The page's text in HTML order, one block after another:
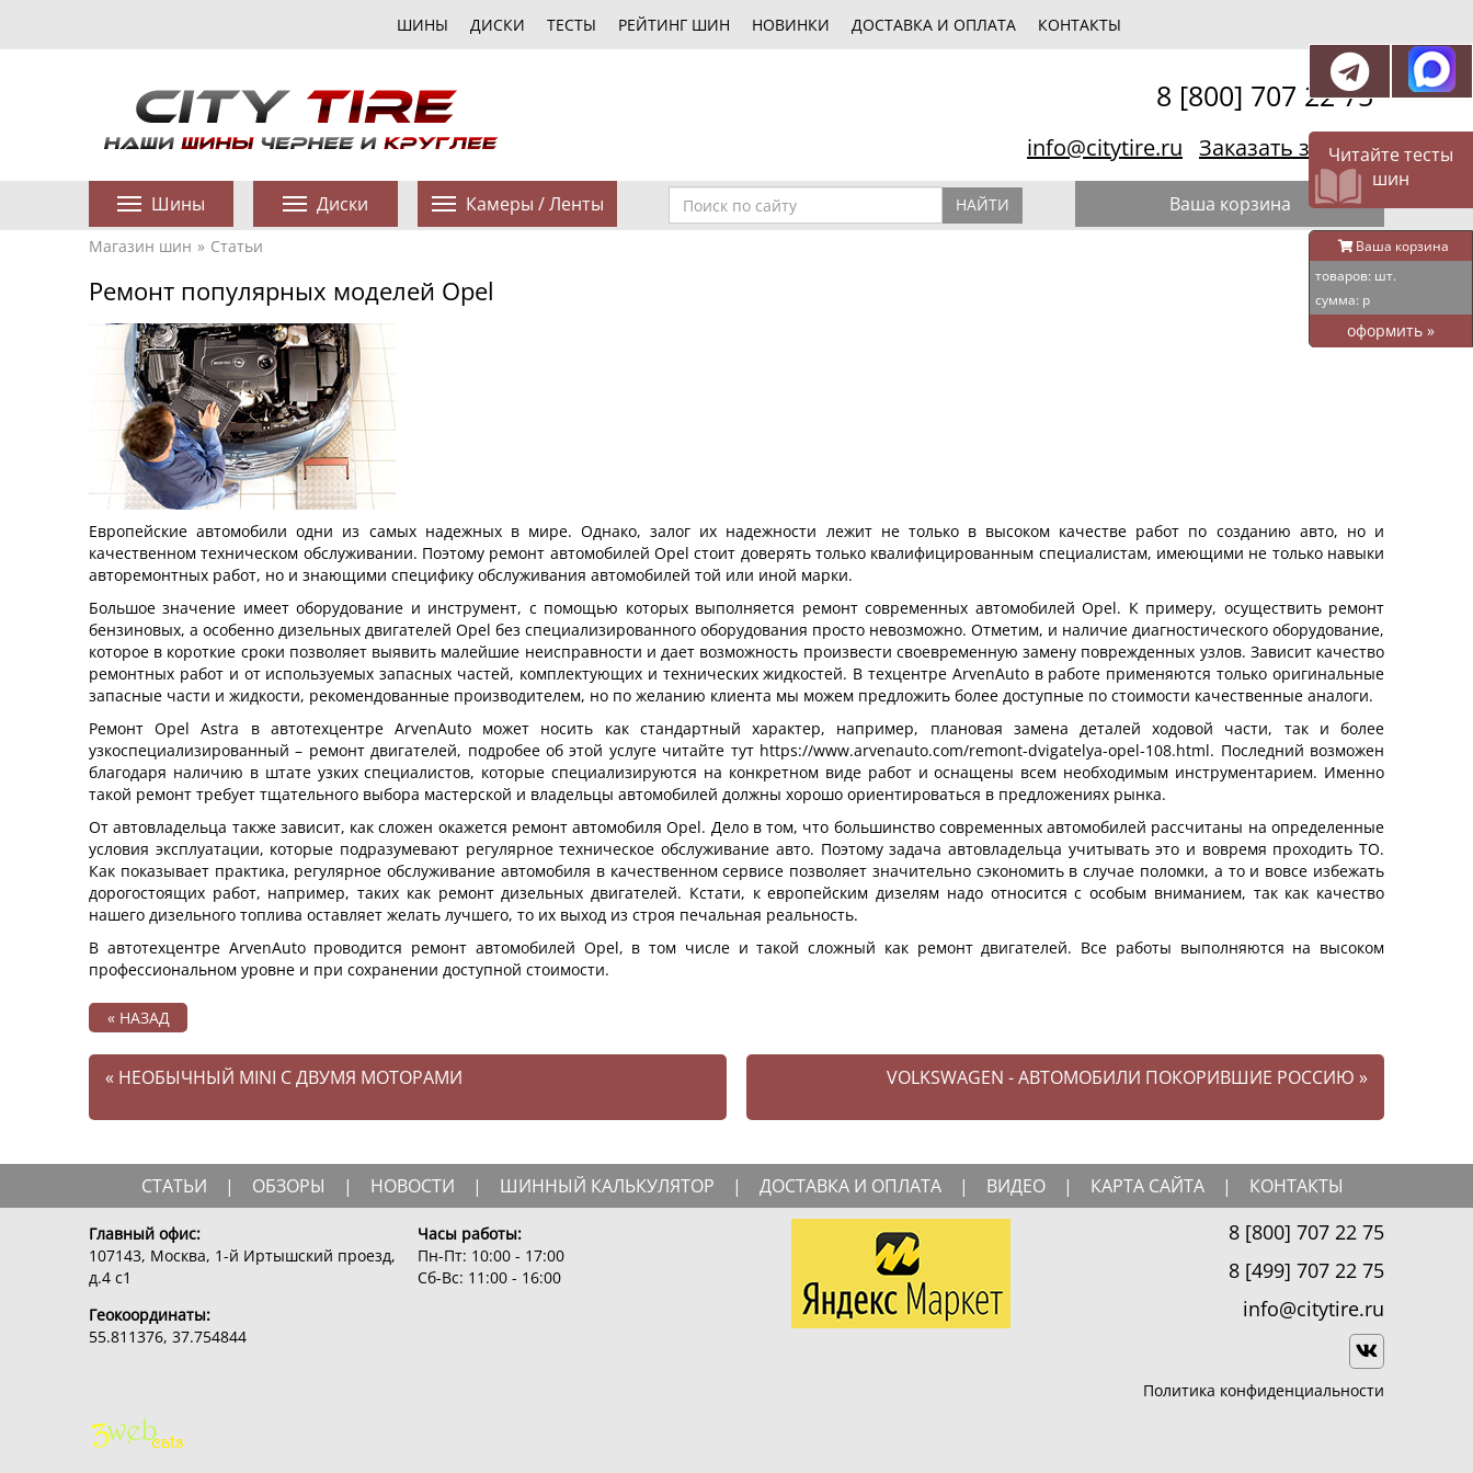
Читайте тесты
шин
Ваша корзина
товаров: шт.
сумма: р
оформить »
ШИНЫ ДИСКИ ТЕСТЫ РЕЙТИНГ ШИН НОВИНКИ ДОСТАВКА И ОПЛАТА КОНТАКТЫ
8 [800] 707 22 75
info@citytire.ru Заказать звонок
Шины Диски Камеры / Ленты НАЙТИ Ваша корзина
Магазин шин Статьи
Ремонт популярных моделей Opel
Европейские автомобили одни из самых надежных в мире. Однако, залог их надежности лежит не только в высоком качестве работ по созданию авто, но и
качественном техническом обслуживании. Поэтому ремонт автомобилей Opelстоит доверять только квалифицированным специалистам, имеющими не только навыки
авторемонтных работ, но и знающими специфику обслуживания автомобилей той или иной марки.
Большое значение имеет оборудование и инструмент, с помощью которых выполняется ремонт современных автомобилей Opel. К примеру, осуществить ремонт
бензиновых, а особенно дизельных двигателей Opel без специализированного оборудования просто невозможно. Отметим, и наличие диагностического оборудование,
которое в короткие сроки позволяет выявить малейшие неисправности и дает возможность произвести своевременную замену поврежденных узлов. Зависит качество
ремонтных работ и от используемых запасных частей, комплектующих и технических жидкостей. В техцентре ArvenAuto в работе применяются только оригинальные
запасные части и жидкости, рекомендованные производителем, но по желанию клиента мы можем предложить более доступные по стоимости качественные аналоги.
РемонтOpel Astra в автотехцентреArvenAuto может носить как стандартный характер, например, плановая замена деталей ходовой части, так и более
узкоспециализированный – ремонт двигателей, подробее об этой услуге читайте тут https://www.arvenauto.com/remont-dvigatelya-opel-108.html. Последний возможен
благодаря наличию в штате узких специалистов, которые специализируются на конкретном виде работ и оснащены всем необходимым инструментарием. Именно
такой ремонт требует тщательного выбора мастерской и владельцы автомобилей должны хорошо ориентироваться в предложениях рынка.
От автовладельца также зависит, как сложен окажется ремонт автомобиля Opel. Дело в том, что большинство современных автомобилей рассчитаны на определенные
условия эксплуатации, которые подразумевают регулярное техническое обслуживание авто. Поэтому задача автовладельца учитывать это и вовремя проходить ТО.
Как показывает практика, регулярное обслуживание автомобиля в качественном сервисе позволяет значительно сэкономить в случае поломки, а то и вовсе избежать
дорогостоящих работ, например, таких как ремонт дизельных двигателей. Кстати, к европейским дизелям надо относится с особым вниманием, так как качество
нашего дизельного топлива оставляет желать лучшего, то их выход из строя печальная реальность.
В автотехцентре ArvenAutoпроводится ремонт автомобилей Opel, в том числе и такой сложный как ремонт двигателей. Все работы выполняются на высоком
профессиональном уровне и при сохранении доступной стоимости.
« НАЗАД
« НЕОБЫЧНЫЙ MINI С ДВУМЯ МОТОРАМИ VOLKSWAGEN - АВТОМОБИЛИ ПОКОРИВШИЕ РОССИЮ »
СТАТЬИ | ОБЗОРЫ | НОВОСТИ | ШИННЫЙ КАЛЬКУЛЯТОР | ДОСТАВКА И ОПЛАТА | ВИДЕО | КАРТА САЙТА | КОНТАКТЫ
Главный офис:
107143, Москва, 1-й Иртышский проезд,
д.4 с1
Геокоординаты:
55.811376, 37.754844
Часы работы:
Пн-Пт: 10:00 - 17:00
Сб-Вс: 11:00 - 16:00
8 [800] 707 22 75
8 [499] 707 22 75
info@citytire.ru
Политика конфиденциальности